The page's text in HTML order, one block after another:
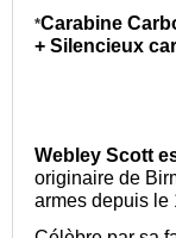
*Carabine
+ Silencieux
Webley Scott
originaire de
armes depuis le